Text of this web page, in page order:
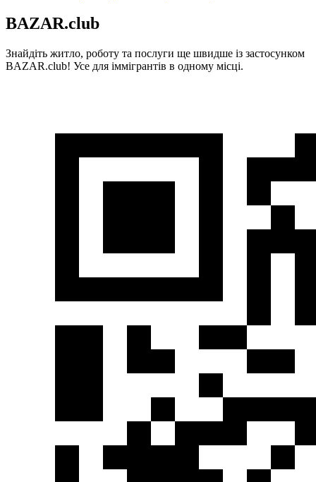
BAZAR.club
Знайдіть житло, роботу та послуги ще швидше із застосунком
BAZAR.club! Усе для іммігрантів в одному місці.